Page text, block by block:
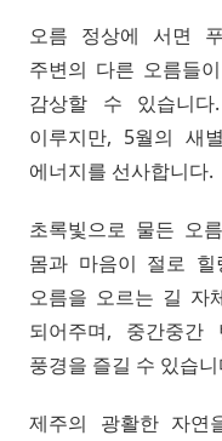
오름 정상에 서면
주변의 다른 오름들
감상할 수 있습니
이루지만, 5월의 새
에너지를 선사합니다.
초록빛으로 물든 오
몸과 마음이 절로
오름을 오르는 길 자
되어주며, 중간중간
풍경을 즐길 수 있습니
제주의 광활한 자연